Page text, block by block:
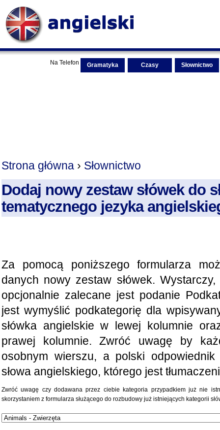
Na Telefon Gramatyka Czasy Słownictwo
Strona główna› Słownictwo
Dodaj nowy zestaw słówek do
tematycznego jezyka
Za pomocą poniższego formularza
danych nowy zestaw słówek.
opcjonalnie zalecane jest podanie
jest wymyślić podkategorię dla
słówka angielskie w lewej kolumnie
prawej kolumnie. Zwróć uwagę by
osobnym wierszu, a polski
słowa angielskiego, którego jest
Zwróć uwagę czy dodawana przez ciebie kategoria przypadkiem już nie
skorzystaniem z formularza służącego do rozbudowy już istniejących kategorii